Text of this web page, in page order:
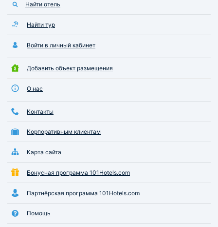
Найти отель
Найти тур
Войти в личный кабинет
Добавить объект размещения
О нас
Контакты
Корпоративным клиентам
Карта сайта
Бонусная программа 101Hotels.com
Партнёрская программа 101Hotels.com
Помощь